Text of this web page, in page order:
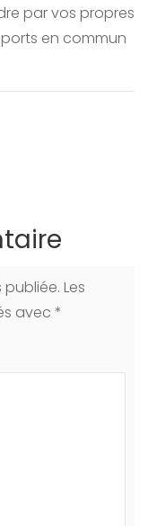
par vos propres
en commun
Les
avec *